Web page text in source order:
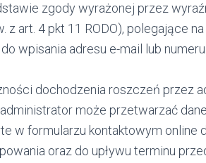
zgody wyrażonej przez
z art. 4 pkt 11 RODO), polegające na
wpisania adresu e-mail lub
dochodzenia roszczeń przez
może przetwarzać
w formularzu kontaktowym online
oraz do upływu terminu